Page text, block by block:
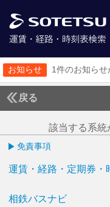
お知らせ 1件のお知らせ
戻る
該当する系統
免責事項
運賃・経路・定期券・
相鉄バスナビ